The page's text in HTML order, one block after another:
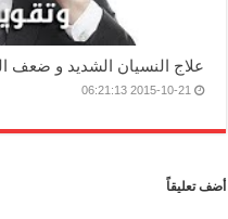
علاج النسيان الشديد و ضعف
2015-10-21 06:21:13
أضف تعليقاً